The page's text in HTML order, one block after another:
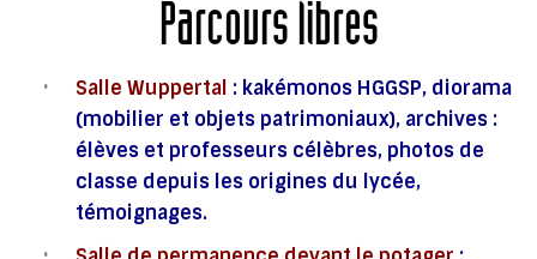
Parcours libres
Salle Wuppertal : kakémonos HGGSP, diorama
(mobilier et objets patrimoniaux), archives :
élèves et professeurs célèbres, photos de
classe depuis les origines du lycée,
témoignages.